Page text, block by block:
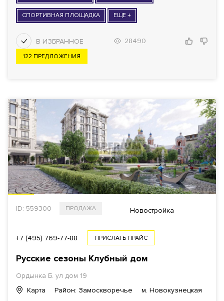
СПОРТИВНАЯ ПЛОЩАДКА ЕЩЕ +
28490
122 ПРЕДЛОЖЕНИЯ
ID: 559300 ПРОДАЖА Новостройка
+7 (495) 769-77-88 ПРИСЛАТЬ ПРАЙС
Русские сезоны Клубный дом
Ордынка Б. ул дом 19
Карта
Район: Замоскворечье м. Новокузнецкая